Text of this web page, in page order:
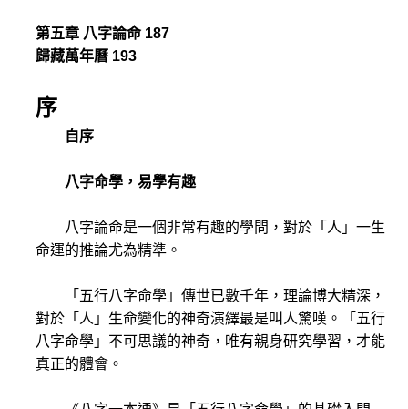
第五章 八字論命 187
歸藏萬年曆 193
序
自序
八字命學，易學有趣
八字論命是一個非常有趣的學問，對於「人」一生
命運的推論尤為精準。
「五行八字命學」傳世已數千年，理論博大精深，
對於「人」生命變化的神奇演繹最是叫人驚嘆。「五行
八字命學」不可思議的神奇，唯有親身研究學習，才能
真正的體會。